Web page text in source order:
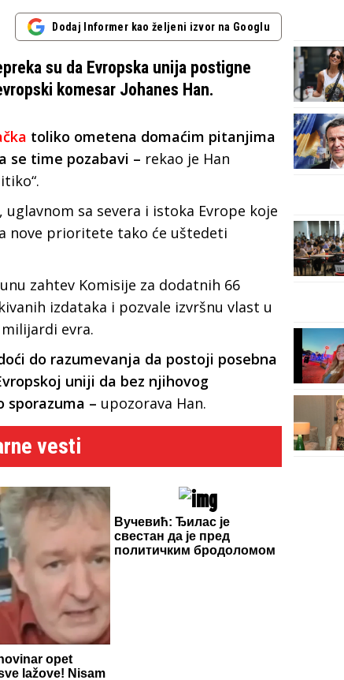
Dodaj Informer kao željeni izvor na Googlu
su da Evropska unija postigne
komesar Johanes Han.
toliko ometena domaćim pitanjima
se time pozabavi – rekao je Han
sa severa i istoka Evrope koje
nove prioritete tako će uštedeti
zahtev Komisije za dodatnih 66
izdataka i pozvale izvršnu vlast u
evra.
do razumevanja da postoji posebna
uniji da bez njihovog
sporazuma – upozorava Han.
vesti
opet
lažove! Nisam
Вучевић: Ђилас је
свестан да је пред
политичким бродоломом